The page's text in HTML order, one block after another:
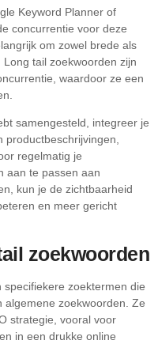
Keyword Planner of
concurrentie voor deze
om zowel brede als
tail zoekwoorden zijn
waardoor ze een
samengesteld, integreer je
regelmatig je
aan te passen aan
kun je de zichtbaarheid
en meer gericht
zoekwoorden
zoektermen die
zoekwoorden. Ze
strategie, vooral voor
in een drukke online